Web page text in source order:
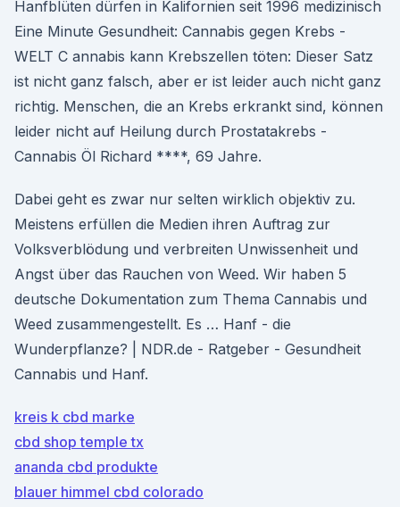
Hanfblüten dürfen in Kalifornien seit 1996 medizinisch
Eine Minute Gesundheit: Cannabis gegen Krebs -
WELT C annabis kann Krebszellen töten: Dieser Satz
ist nicht ganz falsch, aber er ist leider auch nicht ganz
richtig. Menschen, die an Krebs erkrankt sind, können
leider nicht auf Heilung durch Prostatakrebs -
Cannabis Öl Richard ****, 69 Jahre.
Dabei geht es zwar nur selten wirklich objektiv zu.
Meistens erfüllen die Medien ihren Auftrag zur
Volksverblödung und verbreiten Unwissenheit und
Angst über das Rauchen von Weed. Wir haben 5
deutsche Dokumentation zum Thema Cannabis und
Weed zusammengestellt. Es … Hanf - die
Wunderpflanze? | NDR.de - Ratgeber - Gesundheit
Cannabis und Hanf.
kreis k cbd marke
cbd shop temple tx
ananda cbd produkte
blauer himmel cbd colorado